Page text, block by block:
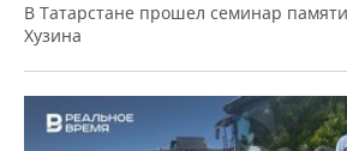
В Татарстане прошел семинар
Хузина